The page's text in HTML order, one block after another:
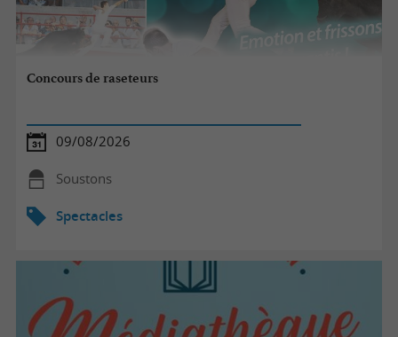
Concours de raseteurs
09/08/2026
Soustons
Spectacles